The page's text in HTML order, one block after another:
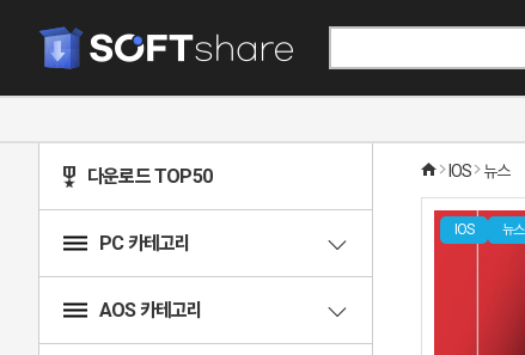
다운로드 TOP50
PC 카테고리
AOS 카테고리
IOS 뉴스
IOS 뉴스